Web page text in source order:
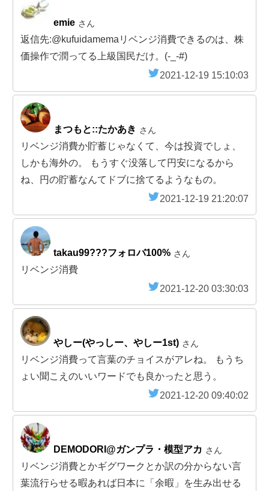
emie さん
返信先:@kufuidamemaリベンジ消費できるのは、株
価操作で潤ってる上級国民だけ。(-_-#)
2021-12-19 15:10:03
まつもと::たかあき さん
リベンジ消費か貯蓄じゃなくて、今は投資でしょ、
しかも海外の。 もうすぐ没落して円安になるから
ね、円の貯蓄なんてドブに捨てるようなもの。
2021-12-19 21:20:07
takau99???フォロバ100% さん
リベンジ消費
2021-12-20 03:30:03
やしー(やっしー、やしー1st) さん
リベンジ消費って言葉のチョイスがアレね。 もうち
ょい聞こえのいいワードでも良かったと思う。
2021-12-20 09:40:02
DEMODORI@ガンプラ・模型アカ さん
リベンジ消費とかギグワークとか訳の分からない言
葉流行らせる暇あれば日本に「余暇」を生み出せる